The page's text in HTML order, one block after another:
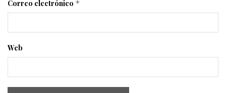
Correo electrónico *
Web